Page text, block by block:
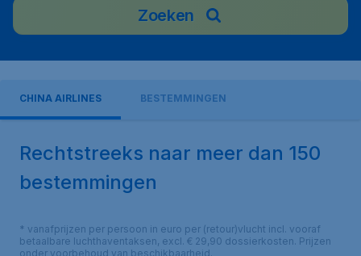
Zoeken
CHINA AIRLINES BESTEMMINGEN
Rechtstreeks naar meer dan 150
bestemmingen
* vanafprijzen per persoon in euro per (retour)vlucht incl. vooraf
betaalbare luchthaventaksen, excl. € 29,90 dossierkosten. Prijzen
onder voorbehoud van beschikbaarheid.